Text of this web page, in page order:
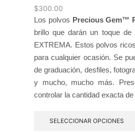
$300.00
Los polvos Precious Gem™
brillo que darán un toque
EXTREMA. Estos polvos
para cualquier ocasión. Se
de graduación, desfiles,
y mucho, mucho más.
controlar la cantidad exacta
SELECCIONAR OPCIONES